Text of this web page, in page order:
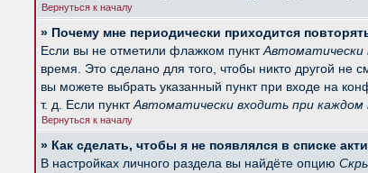
Вернуться к началу
» Почему мне периодически приходится
Если вы не отметили флажком пунктАвтоматически
время. Это сделано для того, чтобы никто другой не
вы можете выбрать указанный пункт при входе на
т. д. Если пунктАвтоматически входить при каждом
Вернуться к началу
» Как сделать, чтобы я не появлялся в списке
В настройках личного раздела вы найдёте опцию